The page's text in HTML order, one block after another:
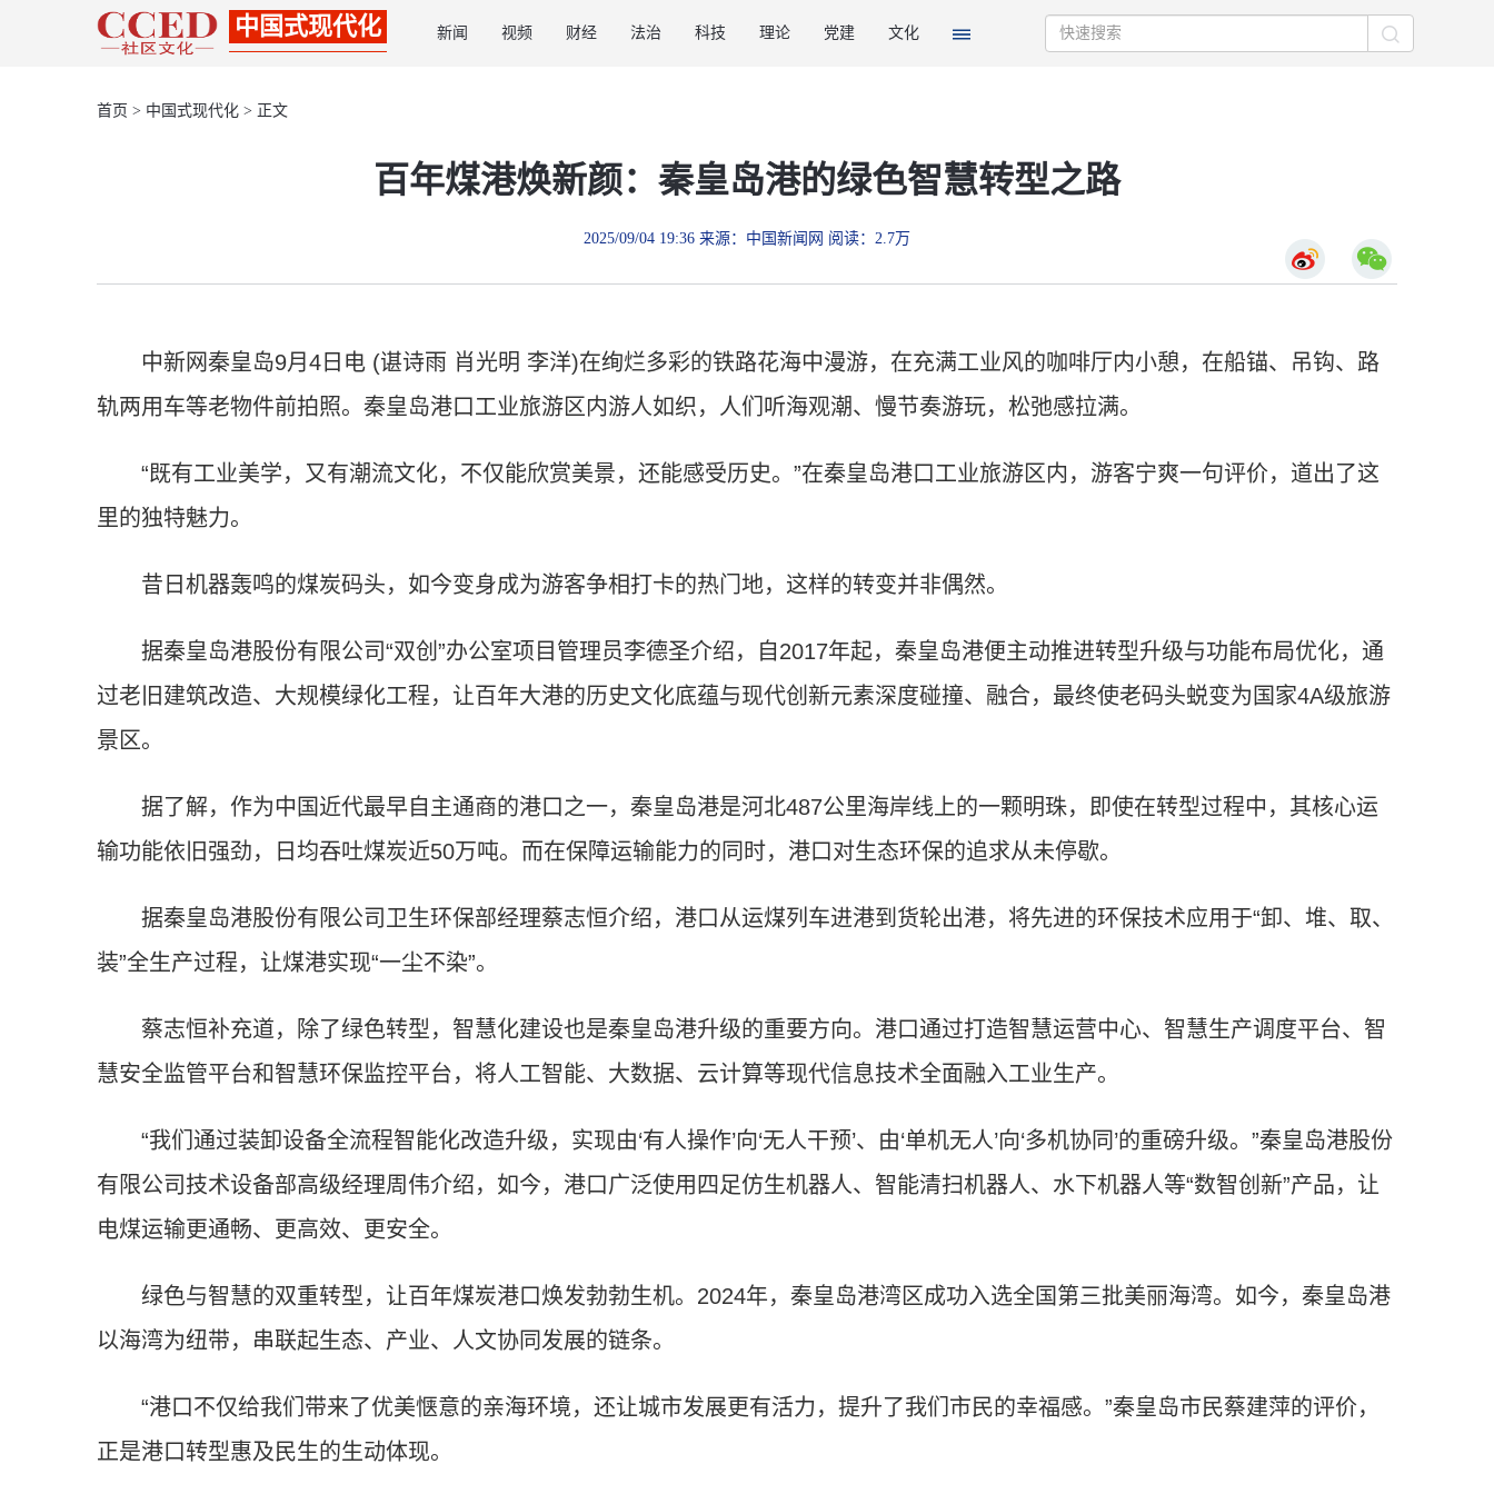
中国式现代化 新闻 视频 财经 法治 科技 理论 党建 文化
首页 > 中国式现代化 > 正文
百年煤港焕新颜：秦皇岛港的绿色智慧转型之路
2025/09/04 19:36 来源：中国新闻网 阅读：2.7万
中新网秦皇岛9月4日电 (谌诗雨 肖光明 李洋)在绚烂多彩的铁路花海中漫游，在充满工业风的咖啡厅内小憩，在船锚、吊钩、路
轨两用车等老物件前拍照。秦皇岛港口工业旅游区内游人如织，人们听海观潮、慢节奏游玩，松弛感拉满。
“既有工业美学，又有潮流文化，不仅能欣赏美景，还能感受历史。”在秦皇岛港口工业旅游区内，游客宁爽一句评价，道出了这
里的独特魅力。
昔日机器轰鸣的煤炭码头，如今变身成为游客争相打卡的热门地，这样的转变并非偶然。
据秦皇岛港股份有限公司“双创”办公室项目管理员李德圣介绍，自2017年起，秦皇岛港便主动推进转型升级与功能布局优化，通
过老旧建筑改造、大规模绿化工程，让百年大港的历史文化底蕴与现代创新元素深度碰撞、融合，最终使老码头蜕变为国家4A级旅游
景区。
据了解，作为中国近代最早自主通商的港口之一，秦皇岛港是河北487公里海岸线上的一颗明珠，即使在转型过程中，其核心运
输功能依旧强劲，日均吞吐煤炭近50万吨。而在保障运输能力的同时，港口对生态环保的追求从未停歇。
据秦皇岛港股份有限公司卫生环保部经理蔡志恒介绍，港口从运煤列车进港到货轮出港，将先进的环保技术应用于“卸、堆、取、
装”全生产过程，让煤港实现“一尘不染”。
蔡志恒补充道，除了绿色转型，智慧化建设也是秦皇岛港升级的重要方向。港口通过打造智慧运营中心、智慧生产调度平台、智
慧安全监管平台和智慧环保监控平台，将人工智能、大数据、云计算等现代信息技术全面融入工业生产。
“我们通过装卸设备全流程智能化改造升级，实现由‘有人操作’向‘无人干预’、由‘单机无人’向‘多机协同’的重磅升级。”秦皇岛港股份
有限公司技术设备部高级经理周伟介绍，如今，港口广泛使用四足仿生机器人、智能清扫机器人、水下机器人等“数智创新”产品，让
电煤运输更通畅、更高效、更安全。
绿色与智慧的双重转型，让百年煤炭港口焕发勃勃生机。2024年，秦皇岛港湾区成功入选全国第三批美丽海湾。如今，秦皇岛港
以海湾为纽带，串联起生态、产业、人文协同发展的链条。
“港口不仅给我们带来了优美惬意的亲海环境，还让城市发展更有活力，提升了我们市民的幸福感。”秦皇岛市民蔡建萍的评价，
正是港口转型惠及民生的生动体现。